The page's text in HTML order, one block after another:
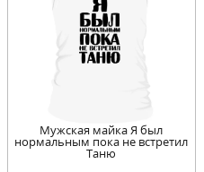
Мужская майка Я был
нормальным пока не встретил
Таню